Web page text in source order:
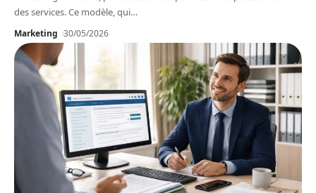
des services. Ce modèle, qui…
Marketing 30/05/2026